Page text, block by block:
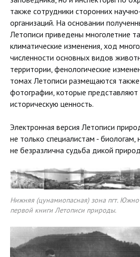
также сотрудники сторонних
организаций. На основании
Летописи приведены многолетние
климатические изменения, ход
численности основных видов
территории, фенологические
томах Летописи размещаются также
фотографии, которые
историческую ценность.
Электронная версия Летописи
не только специалистам - биологам,
не безразлична судьба дикой
Нижняя (цунамиопасная) зона пгт.
первой книги Летописи природы.